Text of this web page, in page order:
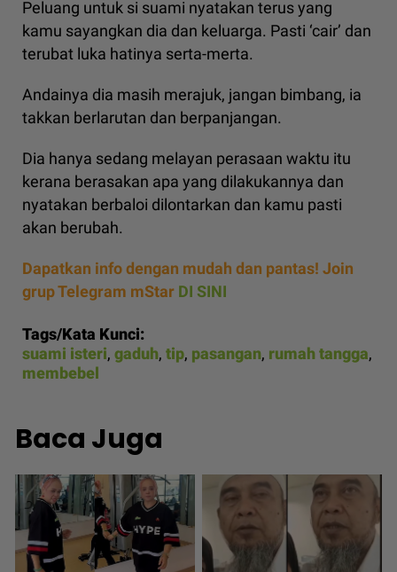
Peluang untuk si suami nyatakan terus yang
kamu sayangkan dia dan keluarga. Pasti ‘cair’ dan
terubat luka hatinya serta-merta.
Andainya dia masih merajuk, jangan bimbang, ia
takkan berlarutan dan berpanjangan.
Dia hanya sedang melayan perasaan waktu itu
kerana berasakan apa yang dilakukannya dan
nyatakan berbaloi dilontarkan dan kamu pasti
akan berubah.
Dapatkan info dengan mudah dan pantas! Join
grup Telegram mStar DI SINI
Tags/Kata Kunci:
suami isteri, gaduh, tip, pasangan, rumah tangga,
membebel
Baca Juga